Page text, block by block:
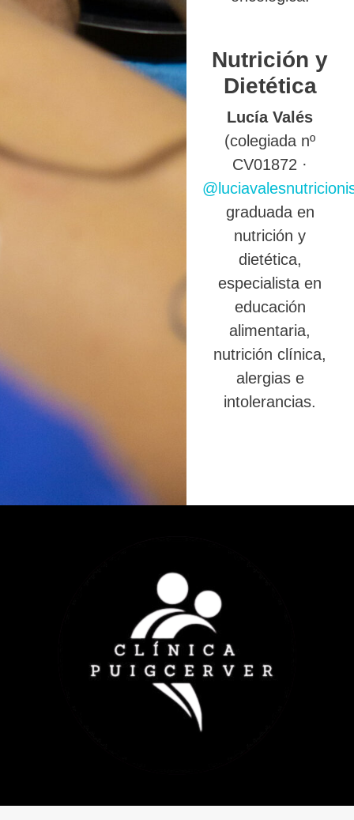
Nutrición y
Dietética
Lucía Valés
(colegiada nº
CV01872 ·
graduada en
nutrición y
dietética,
especialista en
educación
alimentaria,
nutrición clínica,
alergias e
intolerancias.